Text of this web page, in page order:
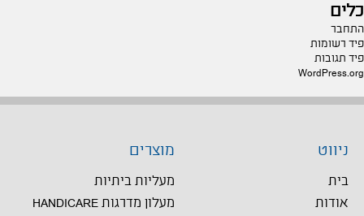
כלים
התחבר
פיד רשומות
פיד תגובות
WordPress.org
ניווט
בית
אודות
מוצרים
מעליות ביתיות
מעלון מדרגות HANDICARE